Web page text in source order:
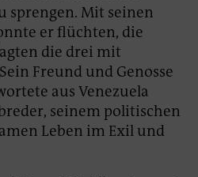
sprengen. Mit seinen
er flüchten, die
die drei mit
Freund und Genosse
aus Venezuela
seinem politischen
Leben im Exil und